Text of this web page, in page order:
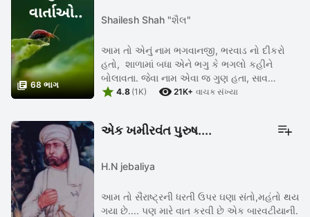
 68 ભાગ
Shailesh Shah "શૈલ"
આમ તો એનું નામ ભગવાનજી, ભરવાડ નો દીકરો
હતો, શાળામાં બધા એને ભગુ કે ભગલો કહીને
બોલાવતા. જેવા નામ એવા જ ગુણ હતા, સાવ
ભગવાન જેવો ભોળો, ભણવામાં કંઈ ખાસ હોશિયાર
 4.8 (1K)  21K+ વાચક સંખ્યા
એક ખમીરવંત પુરુષ....
H.N jebaliya
આમ તો સૈરાષ્ટ્રની ધરતી ઉપર ઘણા સંતો,મહંતો થય
ગયા છે.... પણ મારે વાત કરવી છે એક બારવટીયાની.